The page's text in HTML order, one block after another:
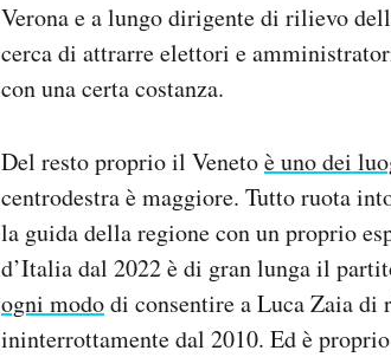
Verona e a lungo dirigente di rilievo
cerca di attrarre elettori e
con una certa costanza.
Del resto proprio il Venetoè uno dei
centrodestra è maggiore. Tutto ruota
la guida della regione con un proprio
d’Italia dal 2022 è di gran lunga il
ogni mododi consentire a Luca Zaia di
ininterrottamente dal 2010. Ed è